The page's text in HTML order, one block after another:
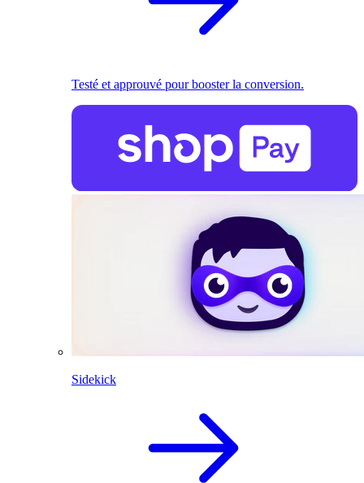
Testé et approuvé pour booster la conversion.
Sidekick